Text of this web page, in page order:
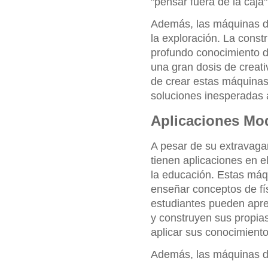
Además, las máquinas
la exploración. La
profundo conocimiento
una gran dosis de
de crear estas
soluciones inesperadas
Aplicaciones
A pesar de su
tienen aplicaciones en
la educación. Estas
enseñar conceptos de
estudiantes pueden
y construyen sus
aplicar sus
Además, las máquinas